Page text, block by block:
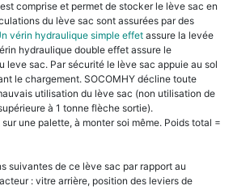
comprise et permet de stocker le lève sac en
du lève sac sont assurées par des
vérin hydraulique simple effet assure la levée
hydraulique double effet assure le
leve sac. Par sécurité le lève sac appuie au sol
le chargement. SOCOMHY décline toute
utilisation du lève sac (non utilisation de
à 1 tonne flèche sortie).
une palette, à monter soi même. Poids total =
suivantes de ce lève sac par rapport au
: vitre arrière, position des leviers de